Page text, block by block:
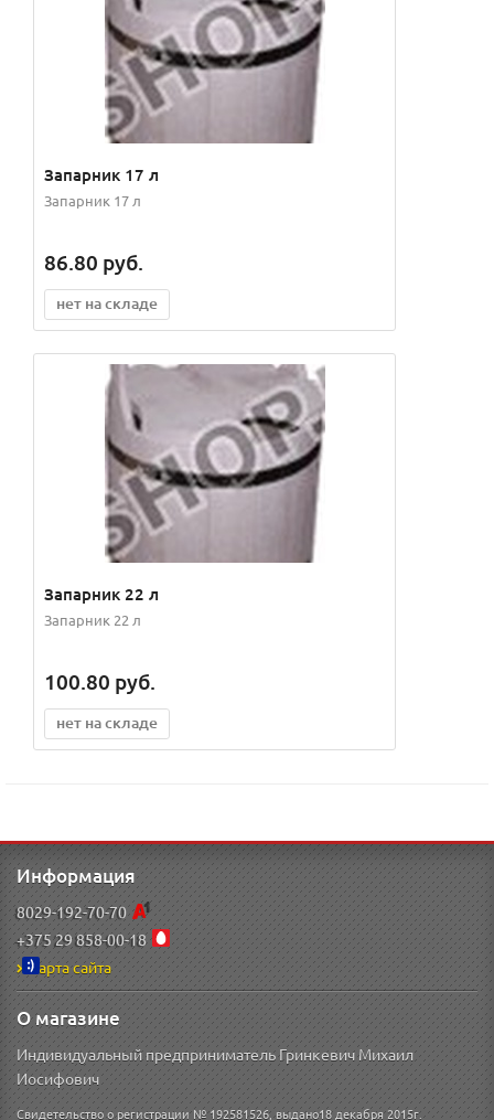
Запарник 17 л
Запарник 17 л
86.80 руб.
нет на складе
Запарник 22 л
Запарник 22 л
100.80 руб.
нет на складе
Информация
8029-192-70-70
+375 29 858-00-18
Карта сайта
О магазине
Индивидуальный предприниматель Гринкевич Михаил
Иосифович
Свидетельство о регистрации № 192581526, выдано18 декабря 2015г.